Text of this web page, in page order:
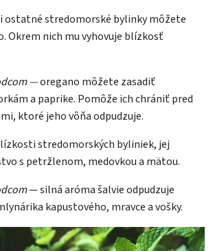
ostatné stredomorské bylinky môžete
Okrem nich mu vyhovuje blízkosť
—oregano môžete zasadiť
a paprike. Pomôže ich chrániť pred
ktoré jeho vôňa odpudzuje.
stredomorských byliniek, jej
s petržlenom, medovkou a mätou.
— silná aróma šalvie odpudzuje
kapustového, mravce a vošky.